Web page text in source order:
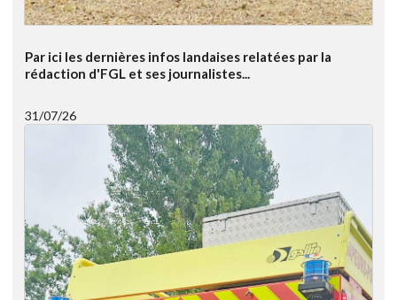
Par ici les dernières infos landaises relatées par la
rédaction d'FGL et ses journalistes...
31/07/26